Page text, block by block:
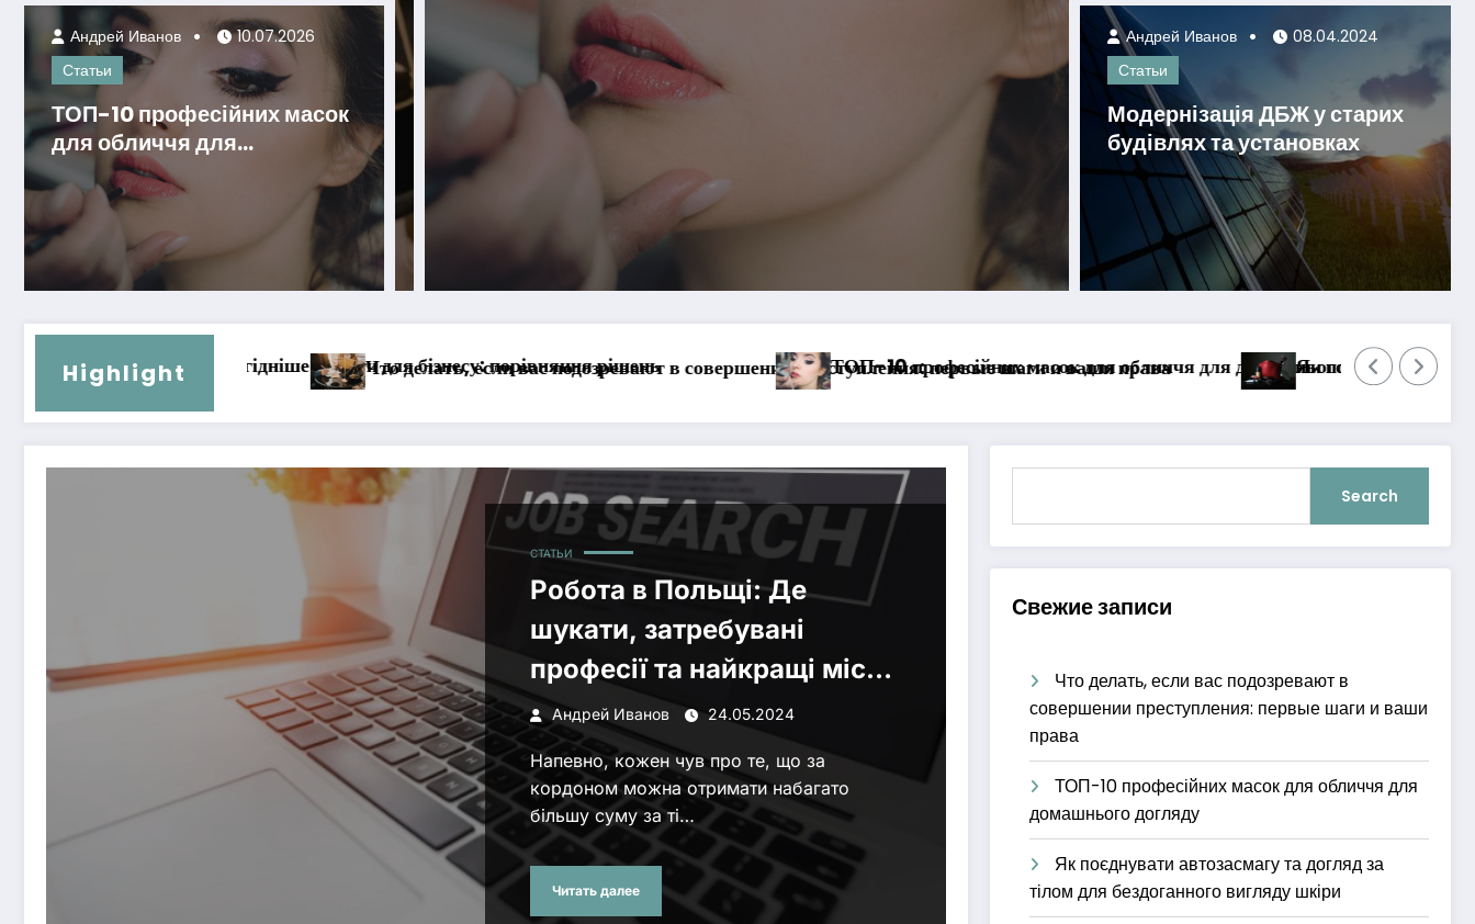
Статьи
ТОП-10 професійних масок
для обличчя для
домашнього догляду
Андрей Иванов 10.07.2026
Статьи
Модернізація ДБЖ у старих
будівлях та установках
Андрей Иванов 08.04.2024
Highlight
для бізнесу: порівняння рішень
Что делать, если вас подозревают в совершении преступления: первые шаги и ваши права
ТОП-10 професійних масок для обличчя для домашнього доглядуЯк поєднувати автозасмагу та догляд за тілом для Олія
Робота в Польщі: Де шукати, затребувані професії та найкращі місця для життя і роботи
СТАТЬИ
Робота в Польщі: Де
шукати, затребувані
професії та найкращі місця
для життя і роботи
Андрей Иванов 24.05.2024
Напевно, кожен чув про те, що за
кордоном можна отримати набагато
більшу суму за ті…
Читать далее
Search
Свежие записи
Что делать, если вас подозревают в
совершении преступления: первые шаги и ваши
права
ТОП-10 професійних масок для обличчя для
домашнього догляду
Як поєднувати автозасмагу та догляд за
тілом для бездоганного вигляду шкіри